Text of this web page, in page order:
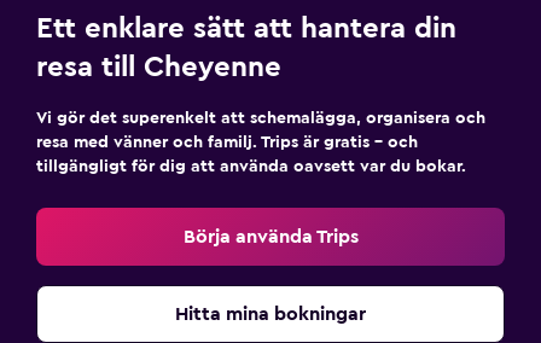
Ett enklare sätt att hantera din
resa till Cheyenne
Vi gör det superenkelt att schemalägga, organisera och
resa med vänner och familj. Trips är gratis – och
tillgängligt för dig att använda oavsett var du bokar.
Börja använda Trips
Hitta mina bokningar